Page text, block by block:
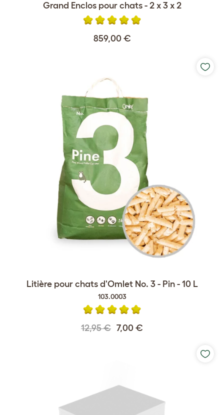
Grand Enclos pour chats - 2 x 3 x 2
859,00 €
Litière pour chats d'Omlet No. 3 - Pin - 10 L
103.0003
12,95 € 7,00 €